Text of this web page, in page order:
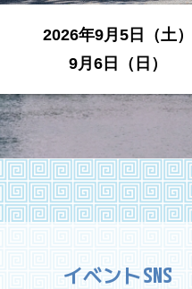
2026年9月5日（土）
9月6日（日）
イベントSNS